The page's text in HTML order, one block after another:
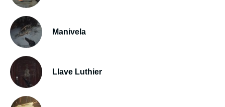
Manivela
Llave Luthier